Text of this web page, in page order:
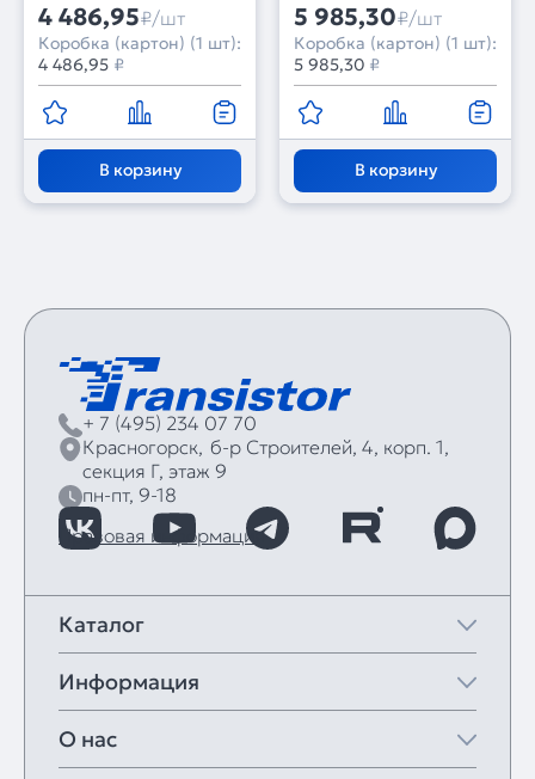
4 486,95₽/шт
Коробка (картон) (1 шт):
4 486,95 ₽
В корзину
5 985,30₽/шт
Коробка (картон) (1 шт):
5 985,30 ₽
В корзину
+ 7 (495) 234 07 70
Красногорск, б‑р Строителей, 4, корп. 1,
секция Г, этаж 9
пн-пт, 9-18
Правовая информация
Каталог
Информация
О нас